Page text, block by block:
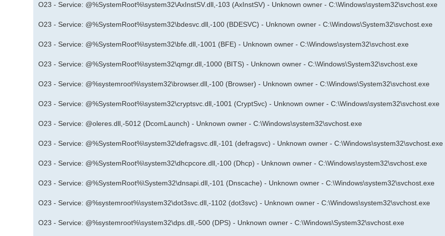
O23 - Service: @%SystemRoot%\system32\AxInstSV.dll,-103 (AxInstSV) - Unknown owner - C:\Windows\system32\svchost.exe
O23 - Service: @%SystemRoot%\system32\bdesvc.dll,-100 (BDESVC) - Unknown owner - C:\Windows\System32\svchost.exe
O23 - Service: @%SystemRoot%\system32\bfe.dll,-1001 (BFE) - Unknown owner - C:\Windows\system32\svchost.exe
O23 - Service: @%SystemRoot%\system32\qmgr.dll,-1000 (BITS) - Unknown owner - C:\Windows\System32\svchost.exe
O23 - Service: @%systemroot%\system32\browser.dll,-100 (Browser) - Unknown owner - C:\Windows\System32\svchost.exe
O23 - Service: @%SystemRoot%\system32\cryptsvc.dll,-1001 (CryptSvc) - Unknown owner - C:\Windows\system32\svchost.exe
O23 - Service: @oleres.dll,-5012 (DcomLaunch) - Unknown owner - C:\Windows\system32\svchost.exe
O23 - Service: @%SystemRoot%\system32\defragsvc.dll,-101 (defragsvc) - Unknown owner - C:\Windows\system32\svchost.exe
O23 - Service: @%SystemRoot%\system32\dhcpcore.dll,-100 (Dhcp) - Unknown owner - C:\Windows\system32\svchost.exe
O23 - Service: @%SystemRoot%\System32\dnsapi.dll,-101 (Dnscache) - Unknown owner - C:\Windows\system32\svchost.exe
O23 - Service: @%systemroot%\system32\dot3svc.dll,-1102 (dot3svc) - Unknown owner - C:\Windows\system32\svchost.exe
O23 - Service: @%systemroot%\system32\dps.dll,-500 (DPS) - Unknown owner - C:\Windows\System32\svchost.exe